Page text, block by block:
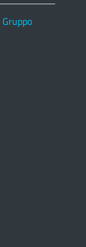
Gruppo